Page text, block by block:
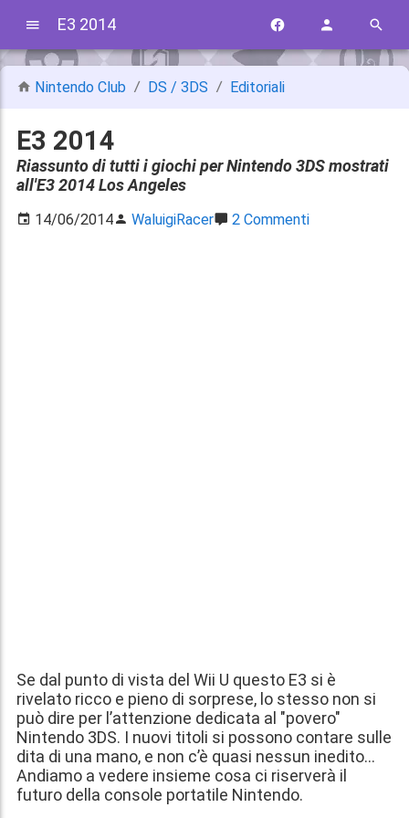
E3 2014
Nintendo Club DS / 3DS Editoriali
E3 2014
Riassunto di tutti i giochi per Nintendo 3DS mostrati
all'E3 2014 Los Angeles
14/06/2014 WaluigiRacer 2 Commenti
Se dal punto di vista del Wii U questo E3 si è
rivelato ricco e pieno di sorprese, lo stesso non si
può dire per l’attenzione dedicata al "povero"
Nintendo 3DS. I nuovi titoli si possono contare sulle
dita di una mano, e non c’è quasi nessun inedito...
Andiamo a vedere insieme cosa ci riserverà il
futuro della console portatile Nintendo.